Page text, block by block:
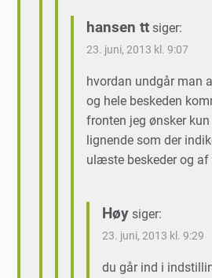
hansen tt siger:
23. juni, 2013 kl. 9:07
hvordan undgår man
og hele beskeden
fronten jeg ønsker
lignende som der
ulæste beskeder og
Høy siger:
23. juni, 2013 kl. 9:29
du går ind i